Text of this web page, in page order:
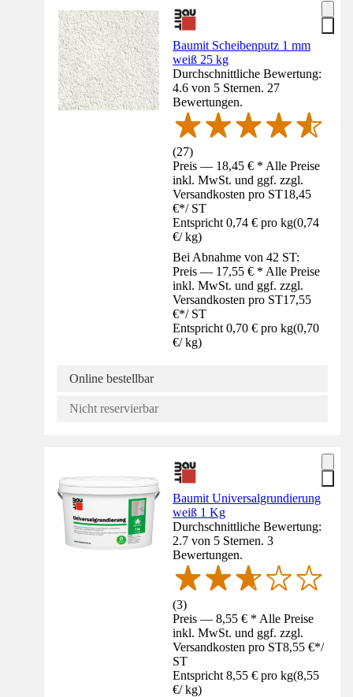
Baumit Scheibenputz 1 mm
weiß 25 kg
Durchschnittliche Bewertung:
4.6 von 5 Sternen. 27
Bewertungen.
(27)
Preis — 18,45 € * Alle Preise
inkl. MwSt. und ggf. zzgl.
Versandkosten pro ST18,45
€*/ ST
Entspricht 0,74 € pro kg(0,74
€/ kg)
Bei Abnahme von 42 ST:
Preis — 17,55 € * Alle Preise
inkl. MwSt. und ggf. zzgl.
Versandkosten pro ST17,55
€*/ ST
Entspricht 0,70 € pro kg(0,70
€/ kg)
Online bestellbar
Nicht reservierbar
Baumit Universalgrundierung
weiß 1 Kg
Durchschnittliche Bewertung:
2.7 von 5 Sternen. 3
Bewertungen.
(3)
Preis — 8,55 € * Alle Preise
inkl. MwSt. und ggf. zzgl.
Versandkosten pro ST8,55 €*/
ST
Entspricht 8,55 € pro kg(8,55
€/ kg)